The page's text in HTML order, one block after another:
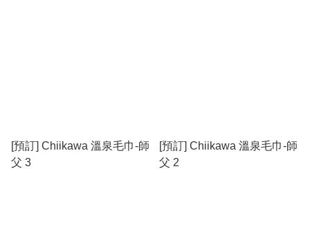
[預訂] Chiikawa 溫泉毛巾-師
父 3
[預訂] Chiikawa 溫泉毛巾-師
父 2